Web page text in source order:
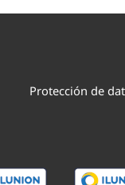
Protección de